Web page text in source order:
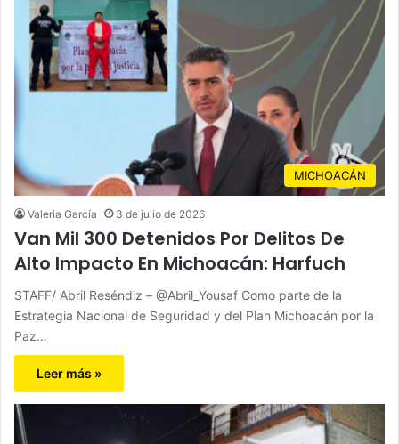
MICHOACÁN
Valeria García 3 de julio de 2026
Van Mil 300 Detenidos Por Delitos De
Alto Impacto En Michoacán: Harfuch
STAFF/ Abril Reséndiz – @Abril_Yousaf Como parte de la
Estrategia Nacional de Seguridad y del Plan Michoacán por la
Paz…
Leer más »